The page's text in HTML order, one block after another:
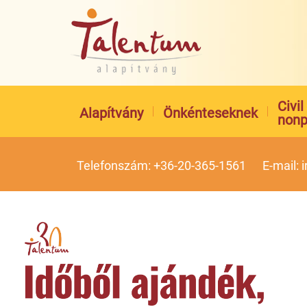
Alapítvány Önkénteseknek
Telefonszám: +36-20-365-1561 E-mail: